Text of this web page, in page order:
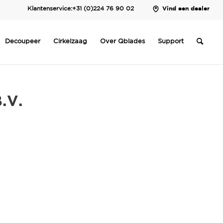
Klantenservice:+31 (0)224 76 90 02 Vind een dealer
Decoupeer Cirkelzaag Over Qblades Support